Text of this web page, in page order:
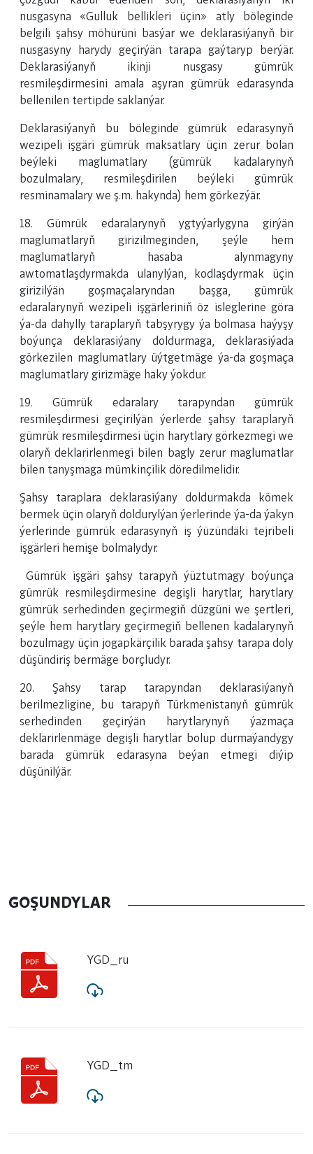
nusgasyna «Gulluk bellikleri üçin» atly böleginde
belgili şahsy möhürüni basýar we deklarasiýanyň bir
nusgasyny harydy geçirýän tarapa gaýtaryp berýär.
Deklarasiýanyň ikinji nusgasy gümrük
resmileşdirmesini amala aşyran gümrük edarasynda
bellenilen tertipde saklanýar.
Deklarasiýanyň bu böleginde gümrük edarasynyň
wezipeli işgäri gümrük maksatlary üçin zerur bolan
beýleki maglumatlary (gümrük kadalarynyň
bozulmalary, resmileşdirilen beýleki gümrük
resminamalary we ş.m. hakynda) hem görkezýär.
18. Gümrük edaralarynyň ygtyýarlygyna girýän
maglumatlaryň girizilmeginden, şeýle hem
maglumatlaryň hasaba alynmagyny
awtomatlaşdyrmakda ulanylýan, kodlaşdyrmak üçin
girizilýän goşmaçalaryndan başga, gümrük
edaralarynyň wezipeli işgärleriniň öz isleglerine göra
ýa-da dahylly taraplaryň tabşyrygy ýa bolmasa haýyşy
boýunça deklarasiýany doldurmaga, deklarasiýada
görkezilen maglumatlary üýtgetmäge ýa-da goşmaça
maglumatlary girizmäge haky ýokdur.
19. Gümrük edaralary tarapyndan gümrük
resmileşdirmesi geçirilýän ýerlerde şahsy taraplaryň
gümrük resmileşdirmesi üçin harytlary görkezmegi we
olaryň deklarirlenmegi bilen bagly zerur maglumatlar
bilen tanyşmaga mümkinçilik döredilmelidir.
Şahsy taraplara deklarasiýany doldurmakda kömek
bermek üçin olaryň doldurylýan ýerlerinde ýa-da ýakyn
ýerlerinde gümrük edarasynyň iş ýüzündäki tejribeli
işgärleri hemişe bolmalydyr.
Gümrük işgäri şahsy tarapyň ýüztutmagy boýunça
gümrük resmileşdirmesine degişli harytlar, harytlary
gümrük serhedinden geçirmegiň düzgüni we şertleri,
şeýle hem harytlary geçirmegiň bellenen kadalarynyň
bozulmagy üçin jogapkärçilik barada şahsy tarapa doly
düşündiriş bermäge borçludyr.
20. Şahsy tarap tarapyndan deklarasiýanyň
berilmezligine, bu tarapyň Türkmenistanyň gümrük
serhedinden geçirýän harytlarynyň ýazmaça
deklarirlenmäge degişli harytlar bolup durmaýandygy
barada gümrük edarasyna beýan etmegi diýip
düşünilýär.
GOŞUNDYLAR
YGD_ru
YGD_tm